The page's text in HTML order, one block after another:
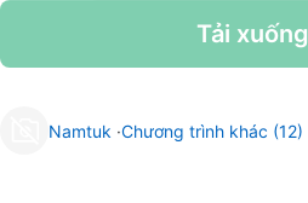
Tải xuống
Namtuk Chương trình khác (12)